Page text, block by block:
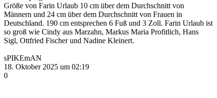
Größe von Farin Urlaub 10 cm über dem Durchschnitt von
Männern und 24 cm über dem Durchschnitt von Frauen in
Deutschland. 190 cm entsprechen 6 Fuß und 3 Zoll. Farin Urlaub ist
so groß wie Cindy aus Marzahn, Markus Maria Profitlich, Hans
Sigl, Ottfried Fischer und Nadine Kleinert.
sPIKEmAN
18. Oktober 2025 um 02:19
0